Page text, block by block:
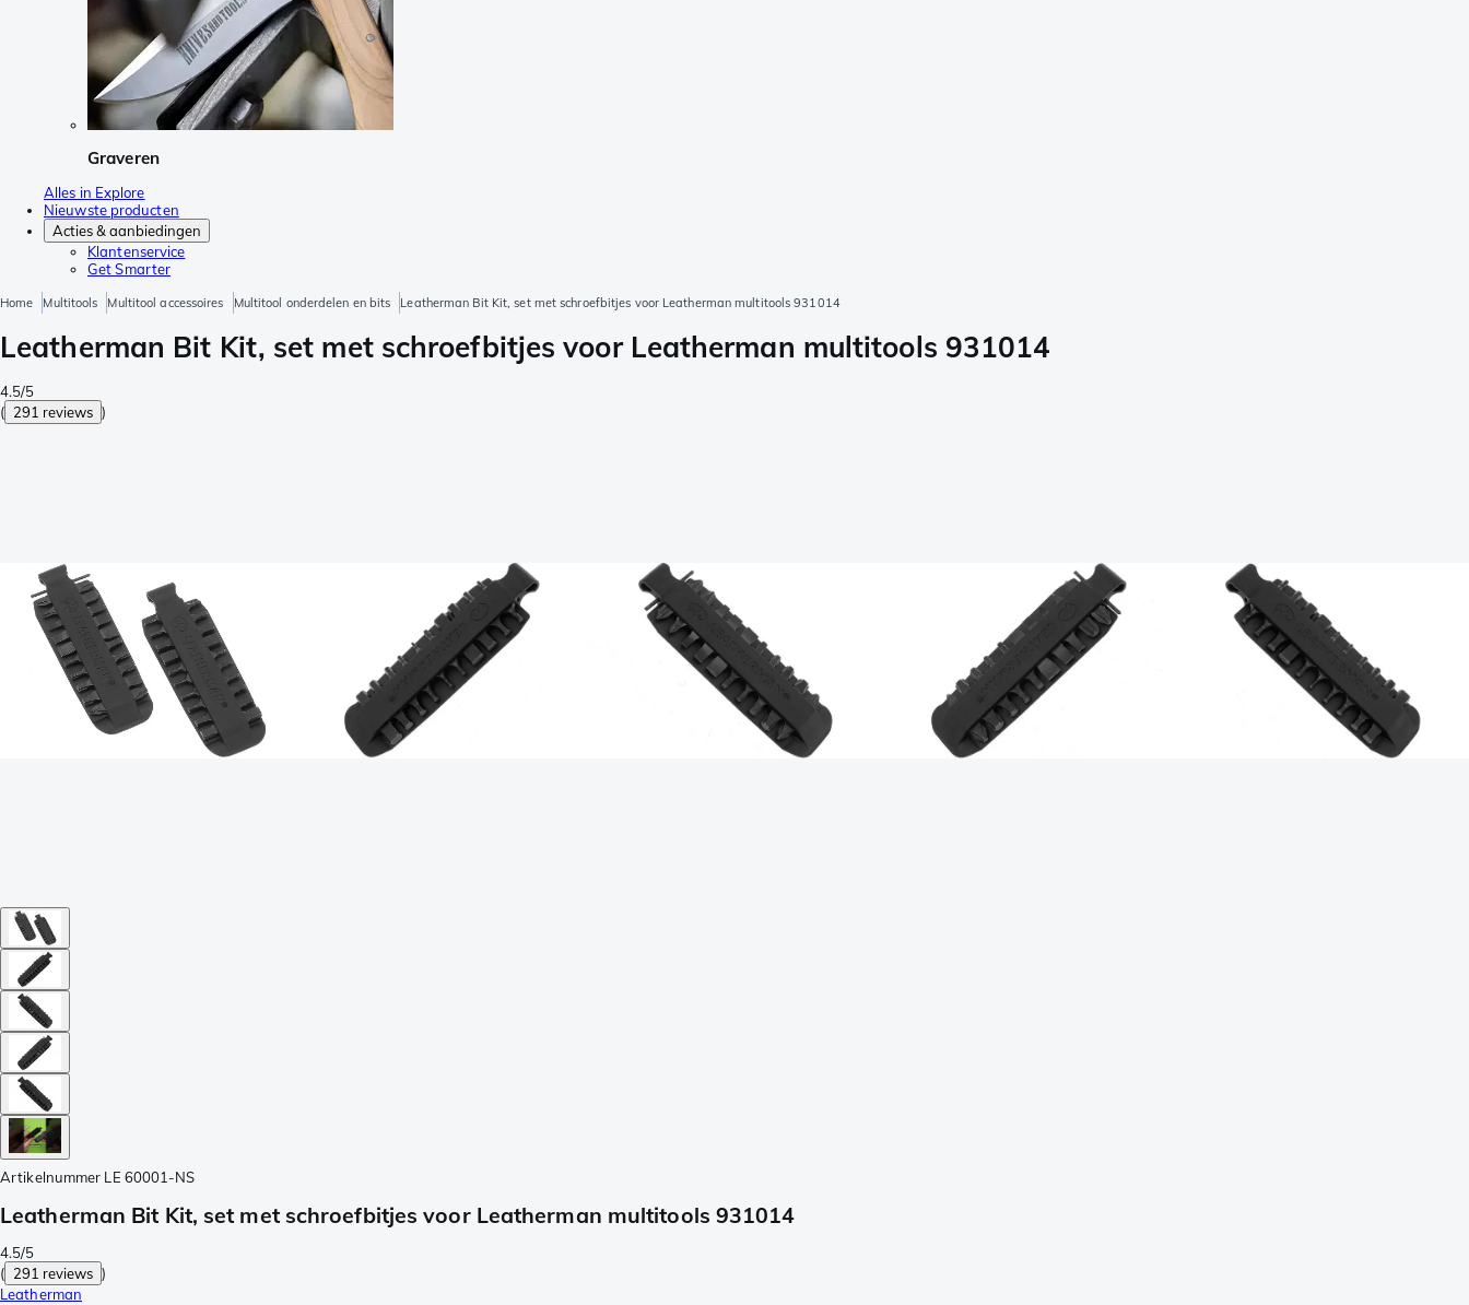
Graveren
Alles in Explore
Nieuwste producten
Acties & aanbiedingen
Klantenservice
Get Smarter
Home Multitools Multitool accessoires Multitool onderdelen en bits Leatherman Bit Kit, set met schroefbitjes voor Leatherman multitools 931014
Leatherman Bit Kit, set met schroefbitjes voor Leatherman multitools 931014
4.5/5
( 291 reviews )
Artikelnummer LE 60001-NS
Leatherman Bit Kit, set met schroefbitjes voor Leatherman multitools 931014
4.5/5
( 291 reviews )
Leatherman